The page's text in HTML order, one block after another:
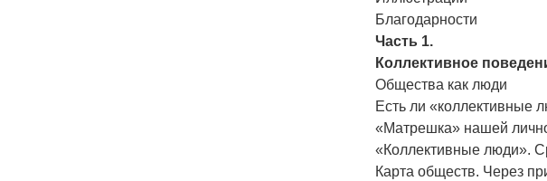
Благодарности
Часть 1.
Коллективное
Общества как люди
Есть ли «коллективные
«Матрешка» нашей
«Коллективные люди».
Карта обществ. Через